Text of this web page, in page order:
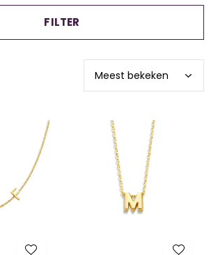
FILTER